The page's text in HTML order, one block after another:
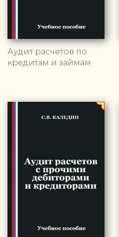
Аудит расчетов по
кредитам и займам